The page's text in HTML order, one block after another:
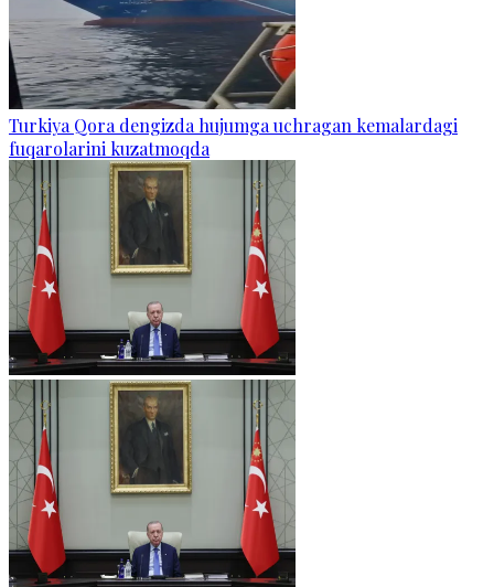
Turkiya Qora dengizda hujumga uchragan kemalardagi
fuqarolarini kuzatmoqda